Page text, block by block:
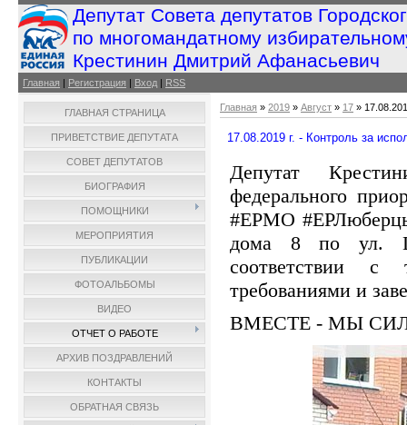
Депутат Совета депутатов
по многомандатному
Крестинин Дмитрий Афанасьевич
Главная | Регистрация | Вход | RSS
ГЛАВНАЯ СТРАНИЦА
ПРИВЕТСТВИЕ ДЕПУТАТА
СОВЕТ ДЕПУТАТОВ
БИОГРАФИЯ
ПОМОЩНИКИ
МЕРОПРИЯТИЯ
ПУБЛИКАЦИИ
ФОТОАЛЬБОМЫ
ВИДЕО
ОТЧЕТ О РАБОТЕ
АРХИВ ПОЗДРАВЛЕНИЙ
КОНТАКТЫ
ОБРАТНАЯ СВЯЗЬ
Главная » 2019 » Август » 17 »
17.08.2019 г. - Контроль за
Депутат
федерального
#ЕРМО #ЕРЛюберцы
дома 8 по ул.
соответствии с
требованиями и
ВМЕСТЕ - МЫ